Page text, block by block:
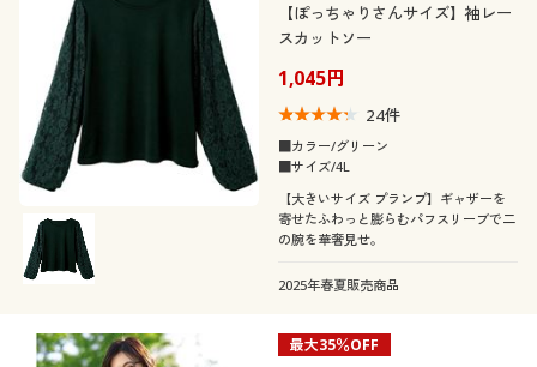
【ぽっちゃりさんサイズ】袖レー
スカットソー
1,045円
24件
■カラー/グリーン
■サイズ/4L
【大きいサイズ プランプ】ギャザーを
寄せたふわっと膨らむパフスリーブで二
の腕を華奢見せ。
2025年春夏販売商品
最大35％OFF